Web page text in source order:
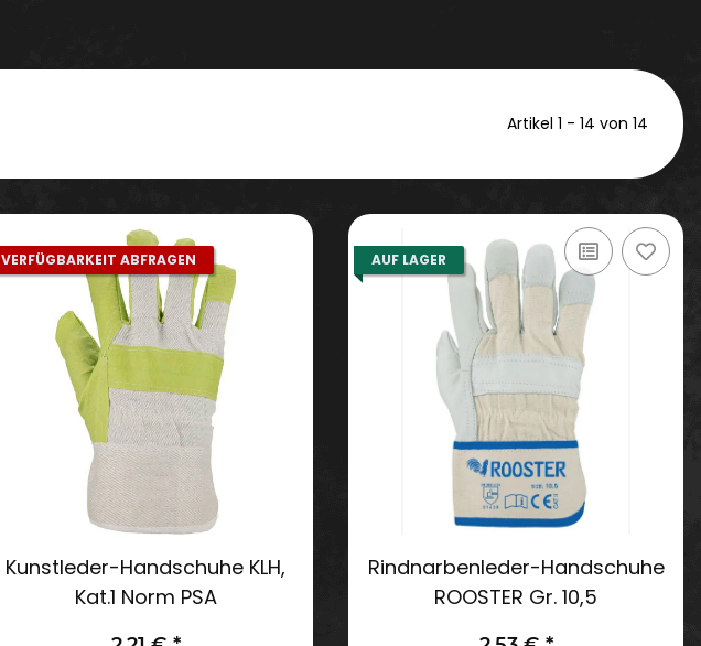
Artikel 1 - 14 von 14
VERFÜGBARKEIT ABFRAGEN
Kunstleder-Handschuhe KLH,
Kat.1 Norm PSA
AUF LAGER
Rindnarbenleder-Handschuhe
ROOSTER Gr. 10,5